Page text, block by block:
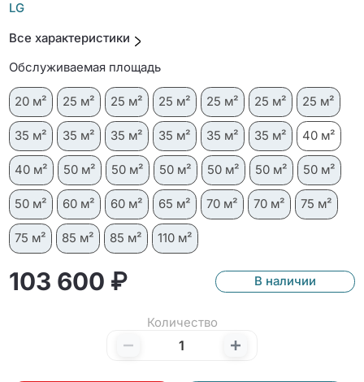
LG
Все характеристики
Обслуживаемая площадь
20 м² 25 м² 25 м² 25 м² 25 м² 25 м² 25 м²
35 м² 35 м² 35 м² 35 м² 35 м² 35 м² 40 м²
40 м² 50 м² 50 м² 50 м² 50 м² 50 м² 50 м²
50 м² 60 м² 60 м² 65 м² 70 м² 70 м² 75 м²
75 м² 85 м² 85 м² 110 м²
103 600 ₽ В наличии
Количество